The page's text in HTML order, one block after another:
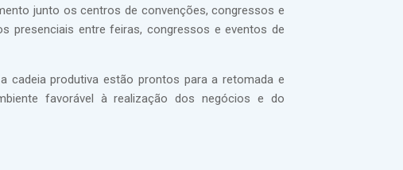
junto os centros de convenções, congressos e
presenciais entre feiras, congressos e eventos de
cadeia produtiva estão prontos para a retomada e
favorável à realização dos negócios e do